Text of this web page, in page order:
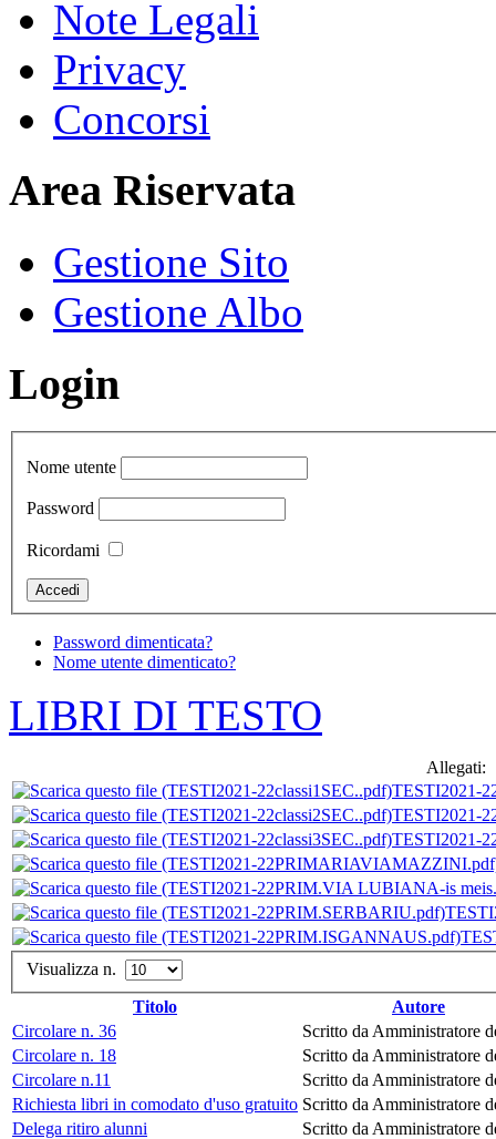
Note Legali
Privacy
Concorsi
Area Riservata
Gestione Sito
Gestione Albo
Login
Nome utente
Password
Ricordami
Password dimenticata?
Nome utente dimenticato?
LIBRI DI TESTO
Allegati:
TESTI2021-
TESTI2021-
TESTI2021-
Visualizza n.
Titolo
Autore
Circolare n. 36
Scritto da Amministratore
Circolare n. 18
Scritto da Amministratore
Circolare n.11
Scritto da Amministratore
Richiesta libri in comodato d'uso gratuito Scritto da Amministratore
Delega ritiro alunni
Scritto da Amministratore